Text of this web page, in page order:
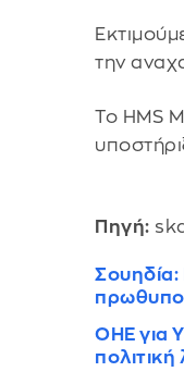
την
Το HMS
Πηγή:
Σουηδία:
ΟΗΕ για
πολιτική